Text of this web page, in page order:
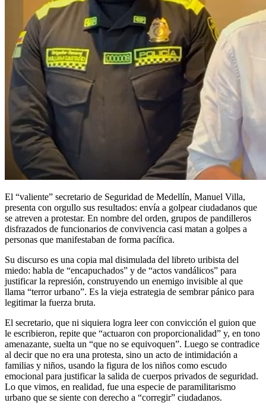
El “valiente” secretario de Seguridad de Medellín, Manuel Villa,
presenta con orgullo sus resultados: envía a golpear ciudadanos que
se atreven a protestar. En nombre del orden, grupos de pandilleros
disfrazados de funcionarios de convivencia casi matan a golpes a
personas que manifestaban de forma pacífica.
Su discurso es una copia mal disimulada del libreto uribista del
miedo: habla de “encapuchados” y de “actos vandálicos” para
justificar la represión, construyendo un enemigo invisible al que
llama “terror urbano”. Es la vieja estrategia de sembrar pánico para
legitimar la fuerza bruta.
El secretario, que ni siquiera logra leer con convicción el guion que
le escribieron, repite que “actuaron con proporcionalidad” y, en tono
amenazante, suelta un “que no se equivoquen”. Luego se contradice
al decir que no era una protesta, sino un acto de intimidación a
familias y niños, usando la figura de los niños como escudo
emocional para justificar la salida de cuerpos privados de seguridad.
Lo que vimos, en realidad, fue una especie de paramilitarismo
urbano que se siente con derecho a “corregir” ciudadanos.